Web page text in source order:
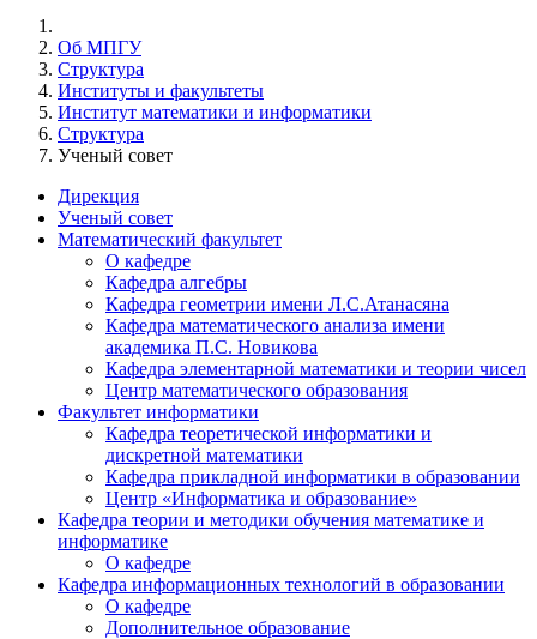
Об МПГУ
Структура
Институты и факультеты
Институт математики и информатики
Структура
Ученый совет
Дирекция
Ученый совет
Математический факультет
О кафедре
Кафедра алгебры
Кафедра геометрии имени Л.С.Атанасяна
Кафедра математического анализа имени
академика П.С. Новикова
Кафедра элементарной математики и теории чисел
Центр математического образования
Факультет информатики
Кафедра теоретической информатики и
дискретной математики
Кафедра прикладной информатики в образовании
Центр «Информатика и образование»
Кафедра теории и методики обучения математике и
информатике
О кафедре
Кафедра информационных технологий в образовании
О кафедре
Дополнительное образование